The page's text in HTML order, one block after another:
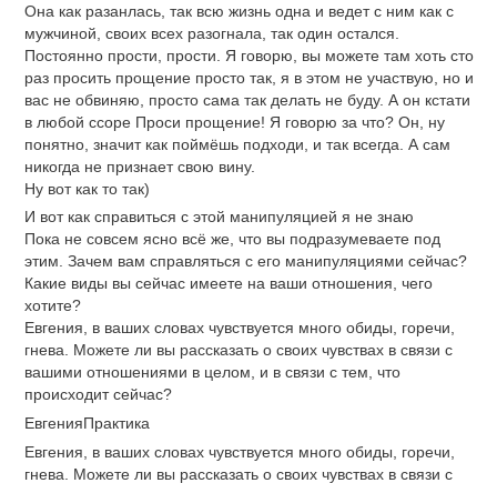
Она как разанлась, так всю жизнь одна и ведет с ним как с
мужчиной, своих всех разогнала, так один остался.
Постоянно прости, прости. Я говорю, вы можете там хоть сто
раз просить прощение просто так, я в этом не участвую, но и
вас не обвиняю, просто сама так делать не буду. А он кстати
в любой ссоре Проси прощение! Я говорю за что? Он, ну
понятно, значит как поймёшь подходи, и так всегда. А сам
никогда не признает свою вину.
Ну вот как то так)
И вот как справиться с этой манипуляцией я не знаю
Пока не совсем ясно всё же, что вы подразумеваете под
этим. Зачем вам справляться с его манипуляциями сейчас?
Какие виды вы сейчас имеете на ваши отношения, чего
хотите?
Евгения, в ваших словах чувствуется много обиды, горечи,
гнева. Можете ли вы рассказать о своих чувствах в связи с
вашими отношениями в целом, и в связи с тем, что
происходит сейчас?
ЕвгенияПрактика
Евгения, в ваших словах чувствуется много обиды, горечи,
гнева. Можете ли вы рассказать о своих чувствах в связи с